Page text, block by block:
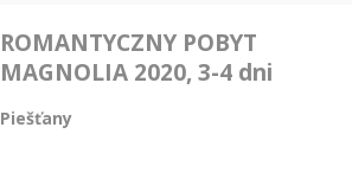
ROMANTYCZNY POBYT
MAGNOLIA 2020, 3-4 dni
Piešťany